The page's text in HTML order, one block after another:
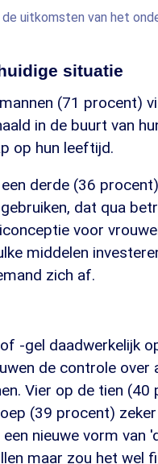
uitkomsten van het
situatie
(71 procent)
in de buurt van
op hun leeftijd.
derde (36
dat qua
voor
middelen
zich af.
-gel daadwerkelijk
de controle
Vier op de tien
(39 procent)
nieuwe vorm van
maar zou het wel